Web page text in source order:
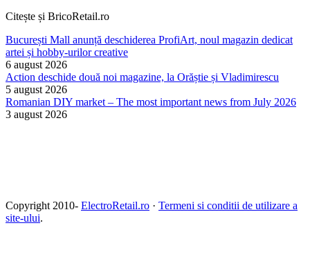
Citește și BricoRetail.ro
București Mall anunță deschiderea ProfiArt, noul magazin dedicat
artei și hobby-urilor creative
6 august 2026
Action deschide două noi magazine, la Orăștie și Vladimirescu
5 august 2026
Romanian DIY market – The most important news from July 2026
3 august 2026
Copyright 2010- ElectroRetail.ro · Termeni si conditii de utilizare a
site-ului.